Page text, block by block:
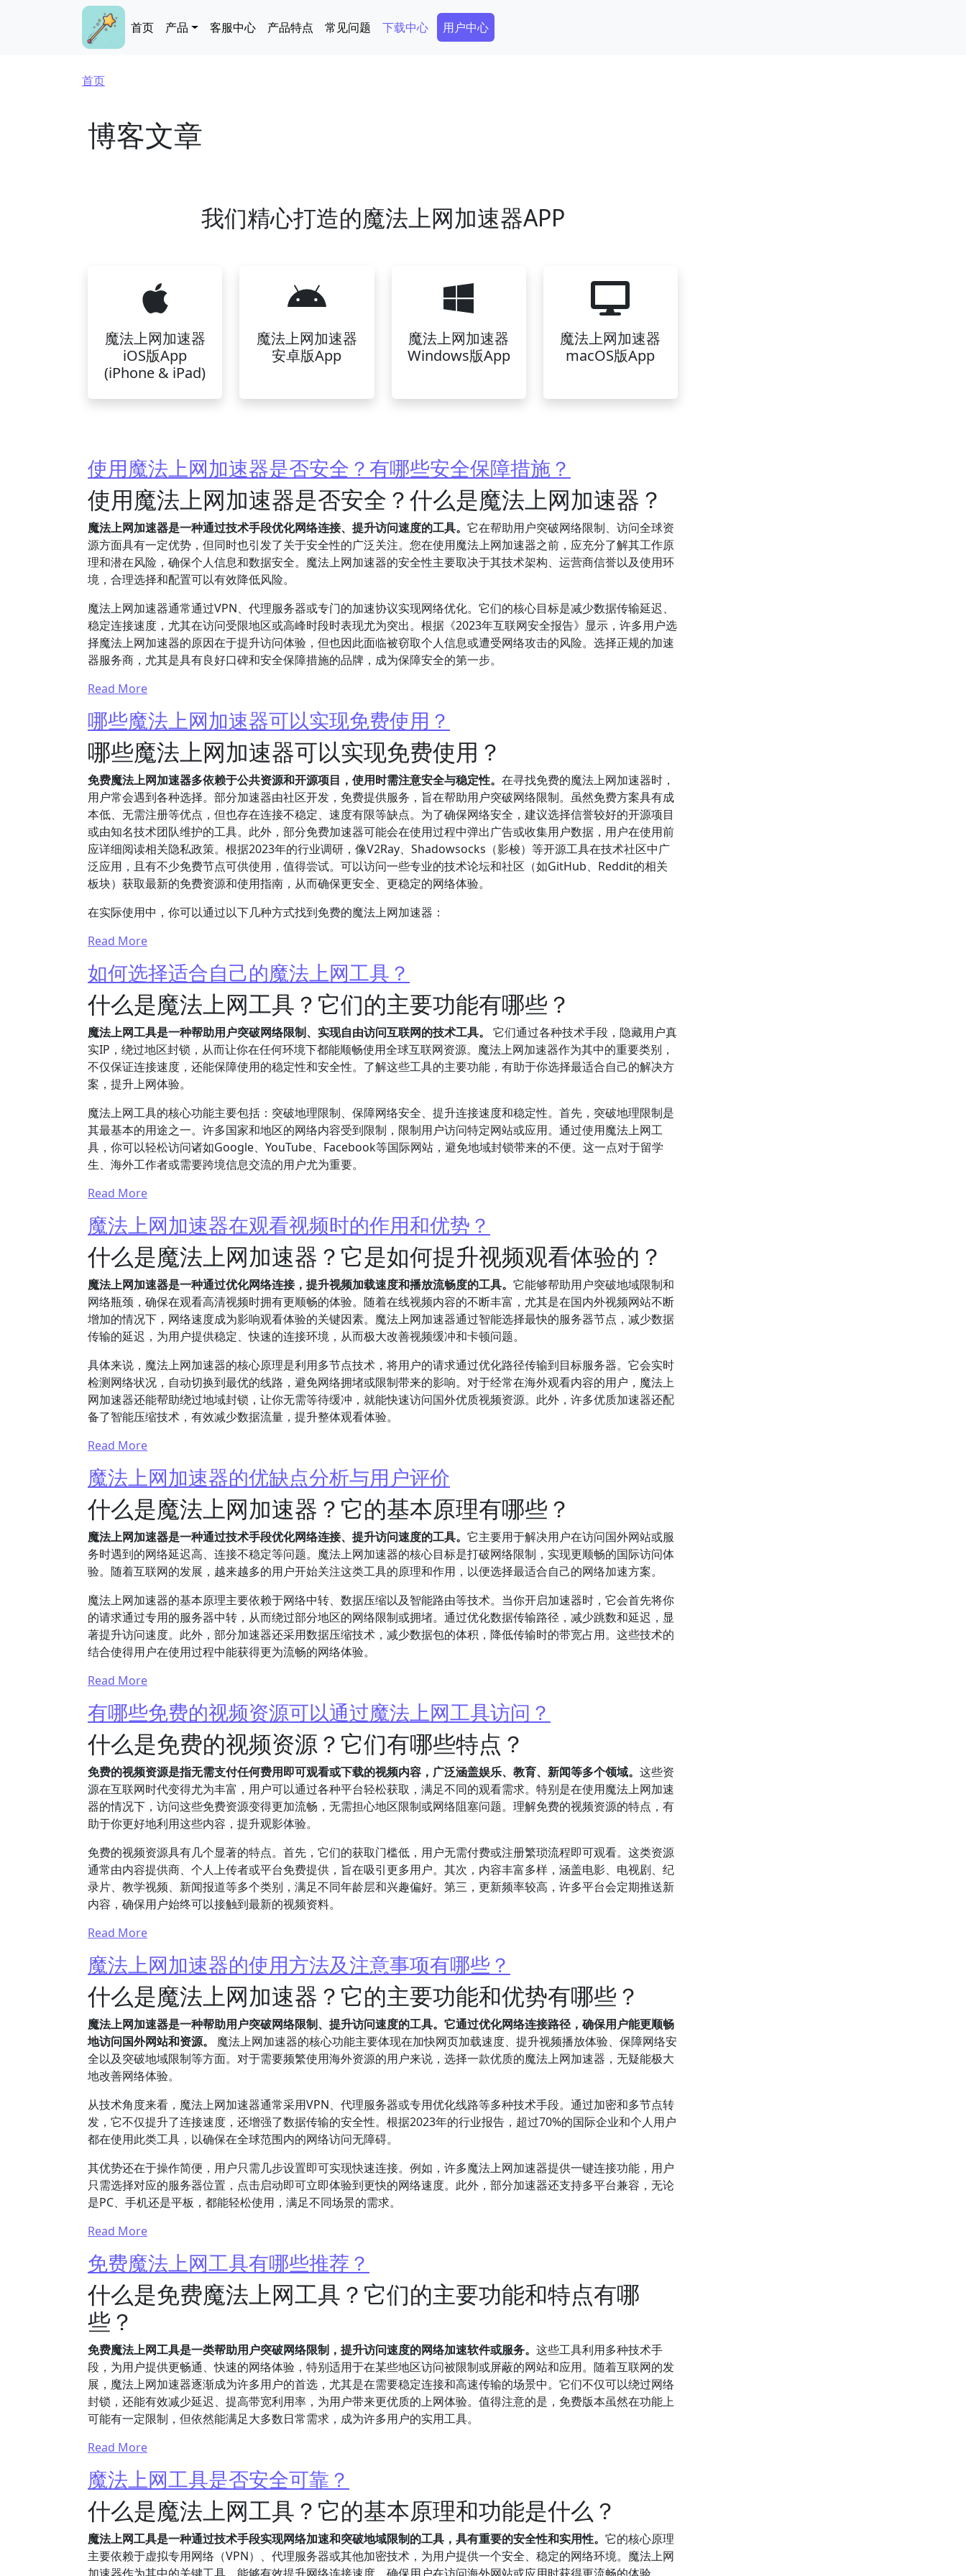
Main navigation
首页 产品 客服中心 产品特点 常见问题 下载中心 Secondary Menu
用户中心
面包屑
首页
博客文章
我们精心打造的魔法上网加速器APP
魔法上网加速器
iOS版App
(iPhone & iPad)
魔法上网加速器
安卓版App
魔法上网加速器
Windows版App
魔法上网加速器
macOS版App
使用魔法上网加速器是否安全？有哪些安全保障措施？
使用魔法上网加速器是否安全？什么是魔法上网加速器？
魔法上网加速器是一种通过技术手段优化网络连接、提升访问速度的工具。 它在帮助用户突破网络限制、访问全球资
源方面具有一定优势，但同时也引发了关于安全性的广泛关注。您在使用魔法上网加速器之前，应充分了解其工作原
理和潜在风险，确保个人信息和数据安全。魔法上网加速器的安全性主要取决于其技术架构、运营商信誉以及使用环
境，合理选择和配置可以有效降低风险。
魔法上网加速器通常通过VPN、代理服务器或专门的加速协议实现网络优化。它们的核心目标是减少数据传输延迟、
稳定连接速度，尤其在访问受限地区或高峰时段时表现尤为突出。根据《2023年互联网安全报告》显示，许多用户选
择魔法上网加速器的原因在于提升访问体验，但也因此面临被窃取个人信息或遭受网络攻击的风险。选择正规的加速
器服务商，尤其是具有良好口碑和安全保障措施的品牌，成为保障安全的第一步。
Read More
哪些魔法上网加速器可以实现免费使用？
哪些魔法上网加速器可以实现免费使用？
免费魔法上网加速器多依赖于公共资源和开源项目，使用时需注意安全与稳定性。 在寻找免费的魔法上网加速器时，
用户常会遇到各种选择。部分加速器由社区开发，免费提供服务，旨在帮助用户突破网络限制。虽然免费方案具有成
本低、无需注册等优点，但也存在连接不稳定、速度有限等缺点。为了确保网络安全，建议选择信誉较好的开源项目
或由知名技术团队维护的工具。此外，部分免费加速器可能会在使用过程中弹出广告或收集用户数据，用户在使用前
应详细阅读相关隐私政策。根据2023年的行业调研，像V2Ray、Shadowsocks（影梭）等开源工具在技术社区中广
泛应用，且有不少免费节点可供使用，值得尝试。可以访问一些专业的技术论坛和社区（如GitHub、Reddit的相关
板块）获取最新的免费资源和使用指南，从而确保更安全、更稳定的网络体验。
在实际使用中，你可以通过以下几种方式找到免费的魔法上网加速器：
Read More
如何选择适合自己的魔法上网工具？
什么是魔法上网工具？它们的主要功能有哪些？
魔法上网工具是一种帮助用户突破网络限制、实现自由访问互联网的技术工具。
它们通过各种技术手段，隐藏用户真
实IP，绕过地区封锁，从而让你在任何环境下都能顺畅使用全球互联网资源。魔法上网加速器作为其中的重要类别，
不仅保证连接速度，还能保障使用的稳定性和安全性。了解这些工具的主要功能，有助于你选择最适合自己的解决方
案，提升上网体验。
魔法上网工具的核心功能主要包括：突破地理限制、保障网络安全、提升连接速度和稳定性。首先，突破地理限制是
其最基本的用途之一。许多国家和地区的网络内容受到限制，限制用户访问特定网站或应用。通过使用魔法上网工
具，你可以轻松访问诸如Google、YouTube、Facebook等国际网站，避免地域封锁带来的不便。这一点对于留学
生、海外工作者或需要跨境信息交流的用户尤为重要。
Read More
魔法上网加速器在观看视频时的作用和优势？
什么是魔法上网加速器？它是如何提升视频观看体验的？
魔法上网加速器是一种通过优化网络连接，提升视频加载速度和播放流畅度的工具。 它能够帮助用户突破地域限制和
网络瓶颈，确保在观看高清视频时拥有更顺畅的体验。随着在线视频内容的不断丰富，尤其是在国内外视频网站不断
增加的情况下，网络速度成为影响观看体验的关键因素。魔法上网加速器通过智能选择最快的服务器节点，减少数据
传输的延迟，为用户提供稳定、快速的连接环境，从而极大改善视频缓冲和卡顿问题。
具体来说，魔法上网加速器的核心原理是利用多节点技术，将用户的请求通过优化路径传输到目标服务器。它会实时
检测网络状况，自动切换到最优的线路，避免网络拥堵或限制带来的影响。对于经常在海外观看内容的用户，魔法上
网加速器还能帮助绕过地域封锁，让你无需等待缓冲，就能快速访问国外优质视频资源。此外，许多优质加速器还配
备了智能压缩技术，有效减少数据流量，提升整体观看体验。
Read More
魔法上网加速器的优缺点分析与用户评价
什么是魔法上网加速器？它的基本原理有哪些？
魔法上网加速器是一种通过技术手段优化网络连接、提升访问速度的工具。 它主要用于解决用户在访问国外网站或服
务时遇到的网络延迟高、连接不稳定等问题。魔法上网加速器的核心目标是打破网络限制，实现更顺畅的国际访问体
验。随着互联网的发展，越来越多的用户开始关注这类工具的原理和作用，以便选择最适合自己的网络加速方案。
魔法上网加速器的基本原理主要依赖于网络中转、数据压缩以及智能路由等技术。当你开启加速器时，它会首先将你
的请求通过专用的服务器中转，从而绕过部分地区的网络限制或拥堵。通过优化数据传输路径，减少跳数和延迟，显
著提升访问速度。此外，部分加速器还采用数据压缩技术，减少数据包的体积，降低传输时的带宽占用。这些技术的
结合使得用户在使用过程中能获得更为流畅的网络体验。
Read More
有哪些免费的视频资源可以通过魔法上网工具访问？
什么是免费的视频资源？它们有哪些特点？
免费的视频资源是指无需支付任何费用即可观看或下载的视频内容，广泛涵盖娱乐、教育、新闻等多个领域。 这些资
源在互联网时代变得尤为丰富，用户可以通过各种平台轻松获取，满足不同的观看需求。特别是在使用魔法上网加速
器的情况下，访问这些免费资源变得更加流畅，无需担心地区限制或网络阻塞问题。理解免费的视频资源的特点，有
助于你更好地利用这些内容，提升观影体验。
免费的视频资源具有几个显著的特点。首先，它们的获取门槛低，用户无需付费或注册繁琐流程即可观看。这类资源
通常由内容提供商、个人上传者或平台免费提供，旨在吸引更多用户。其次，内容丰富多样，涵盖电影、电视剧、纪
录片、教学视频、新闻报道等多个类别，满足不同年龄层和兴趣偏好。第三，更新频率较高，许多平台会定期推送新
内容，确保用户始终可以接触到最新的视频资料。
Read More
魔法上网加速器的使用方法及注意事项有哪些？
什么是魔法上网加速器？它的主要功能和优势有哪些？
魔法上网加速器是一种帮助用户突破网络限制、提升访问速度的工具。它通过优化网络连接路径，确保用户能更顺畅
地访问国外网站和资源。
魔法上网加速器的核心功能主要体现在加快网页加载速度、提升视频播放体验、保障网络安
全以及突破地域限制等方面。对于需要频繁使用海外资源的用户来说，选择一款优质的魔法上网加速器，无疑能极大
地改善网络体验。
从技术角度来看，魔法上网加速器通常采用VPN、代理服务器或专用优化线路等多种技术手段。通过加密和多节点转
发，它不仅提升了连接速度，还增强了数据传输的安全性。根据2023年的行业报告，超过70%的国际企业和个人用户
都在使用此类工具，以确保在全球范围内的网络访问无障碍。
其优势还在于操作简便，用户只需几步设置即可实现快速连接。例如，许多魔法上网加速器提供一键连接功能，用户
只需选择对应的服务器位置，点击启动即可立即体验到更快的网络速度。此外，部分加速器还支持多平台兼容，无论
是PC、手机还是平板，都能轻松使用，满足不同场景的需求。
Read More
免费魔法上网工具有哪些推荐？
什么是免费魔法上网工具？它们的主要功能和特点有哪
些？
免费魔法上网工具是一类帮助用户突破网络限制，提升访问速度的网络加速软件或服务。 这些工具利用多种技术手
段，为用户提供更畅通、快速的网络体验，特别适用于在某些地区访问被限制或屏蔽的网站和应用。随着互联网的发
展，魔法上网加速器逐渐成为许多用户的首选，尤其是在需要稳定连接和高速传输的场景中。它们不仅可以绕过网络
封锁，还能有效减少延迟、提高带宽利用率，为用户带来更优质的上网体验。值得注意的是，免费版本虽然在功能上
可能有一定限制，但依然能满足大多数日常需求，成为许多用户的实用工具。
Read More
魔法上网工具是否安全可靠？
什么是魔法上网工具？它的基本原理和功能是什么？
魔法上网工具是一种通过技术手段实现网络加速和突破地域限制的工具，具有重要的安全性和实用性。 它的核心原理
主要依赖于虚拟专用网络（VPN）、代理服务器或其他加密技术，为用户提供一个安全、稳定的网络环境。魔法上网